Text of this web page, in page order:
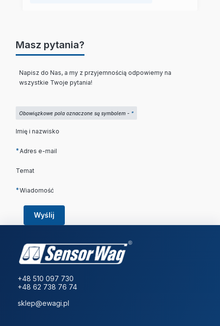
Masz pytania?
Napisz do Nas, a my z przyjemnością odpowiemy na
wszystkie Twoje pytania!
Obowiązkowe pola oznaczone są symbolem - *
Imię i nazwisko
*Adres e-mail
Temat
*Wiadomość
Wyślij
+48 510 097 730
+48 62 738 76 74
sklep@ewagi.pl